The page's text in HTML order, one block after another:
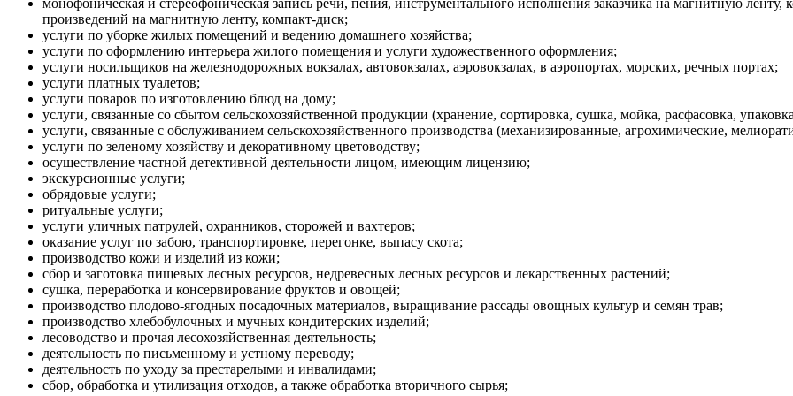
произведений на магнитную ленту, компакт-диск;
услуги по уборке жилых помещений и ведению домашнего хозяйства;
услуги по оформлению интерьера жилого помещения и услуги художественного оформления;
услуги носильщиков на железнодорожных вокзалах, автовокзалах, аэровокзалах, в аэропортах, морских, речных портах;
услуги платных туалетов;
услуги поваров по изготовлению блюд на дому;
услуги, связанные со сбытом сельскохозяйственной продукции (хранение, сортировка, сушка, мойка, расфасовка,
услуги, связанные с обслуживанием сельскохозяйственного производства (механизированные, агрохимические,
услуги по зеленому хозяйству и декоративному цветоводству;
осуществление частной детективной деятельности лицом, имеющим лицензию;
экскурсионные услуги;
обрядовые услуги;
ритуальные услуги;
услуги уличных патрулей, охранников, сторожей и вахтеров;
оказание услуг по забою, транспортировке, перегонке, выпасу скота;
производство кожи и изделий из кожи;
сбор и заготовка пищевых лесных ресурсов, недревесных лесных ресурсов и лекарственных растений;
сушка, переработка и консервирование фруктов и овощей;
производство плодово-ягодных посадочных материалов, выращивание рассады овощных культур и семян трав;
производство хлебобулочных и мучных кондитерских изделий;
лесоводство и прочая лесохозяйственная деятельность;
деятельность по письменному и устному переводу;
деятельность по уходу за престарелыми и инвалидами;
сбор, обработка и утилизация отходов, а также обработка вторичного сырья;